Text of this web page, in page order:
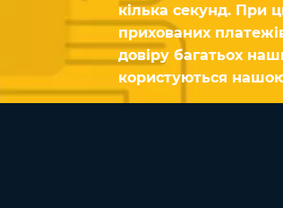
кілька секунд. При
прихованих
довіру багатьох
користуються